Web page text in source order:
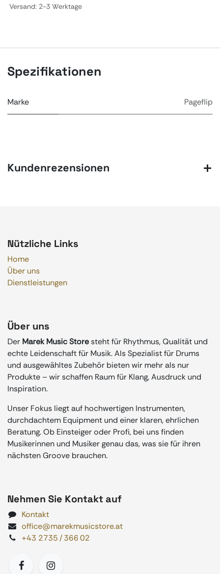
Versand: 2-3 Werktage
Spezifikationen
Marke Pageflip
Kundenrezensionen
Nützliche Links
Home
Über uns
Dienstleistungen
Über uns
Der Marek Music Storesteht für Rhythmus, Qualität und
echte Leidenschaft für Musik. Als Spezialist für Drums
und ausgewähltes Zubehör bieten wir mehr als nur
Produkte – wir schaffen Raum für Klang, Ausdruck und
Inspiration.
Unser Fokus liegt auf hochwertigen Instrumenten,
durchdachtem Equipment und einer klaren, ehrlichen
Beratung. Ob Einsteiger oder Profi, bei uns finden
Musikerinnen und Musiker genau das, was sie für ihren
nächsten Groove brauchen.
Nehmen Sie Kontakt auf
Kontakt
office@marekmusicstore.at
+43 2735 / 366 02